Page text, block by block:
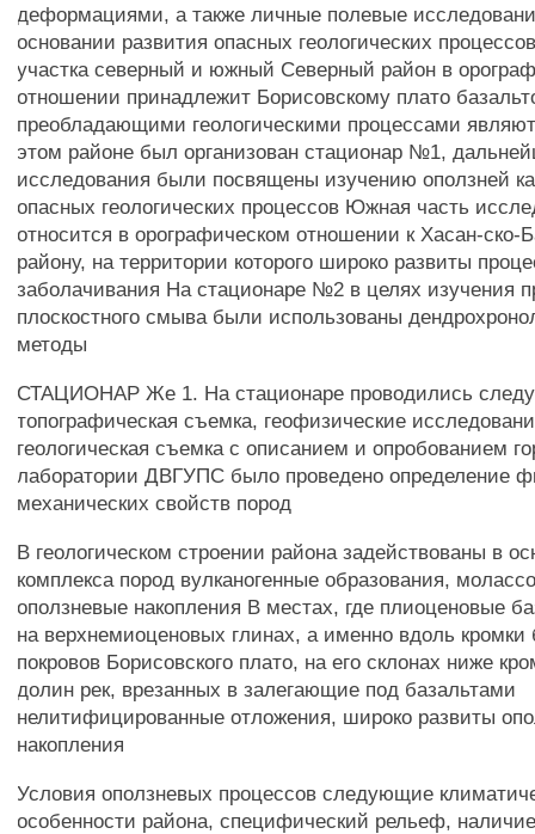
деформациями, а также личные полевые
основании развития опасных геологических
участка северный и южный Северный район в
отношении принадлежит Борисовскому плато
преобладающими геологическими процессами
этом районе был организован стационар №1,
исследования были посвящены изучению оползней
опасных геологических процессов Южная часть
относится в орографическом отношении к Хасан-ско-
району, на территории которого широко развиты
заболачивания На стационаре №2 в целях изучения
плоскостного смыва были использованы
методы
СТАЦИОНАР Же 1. На стационаре проводились
топографическая съемка, геофизические
геологическая съемка с описанием и опробованием
лаборатории ДВГУПС было проведено определение
механических свойств пород
В геологическом строении района задействованы в
комплекса пород вулканогенные образования,
оползневые накопления В местах, где плиоценовые
на верхнемиоценовых глинах, а именно вдоль кромки
покровов Борисовского плато, на его склонах ниже
долин рек, врезанных в залегающие под базальтами
нелитифицированные отложения, широко развиты
накопления
Условия оползневых процессов следующие
особенности района, специфический рельеф,